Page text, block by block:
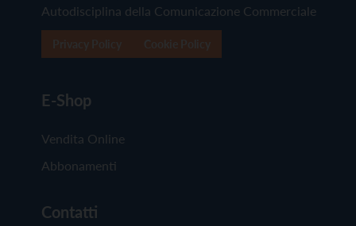
Autodisciplina della Comunicazione Commerciale
E-Shop
Vendita Online
Abbonamenti
Contatti